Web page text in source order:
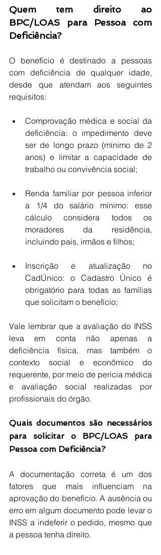
Quem tem direito ao
BPC/LOAS para Pessoa com
Deficiência?
O benefício é destinado a pessoas
com deficiência de qualquer idade,
desde que atendam aos seguintes
requisitos:
Comprovação médica e social da
deficiência: o impedimento deve
ser de longo prazo (mínimo de 2
anos) e limitar a capacidade de
trabalho ou convivência social;
Renda familiar por pessoa inferior
a 1/4 do salário mínimo: esse
cálculo considera todos os
moradores da residência,
incluindo pais, irmãos e filhos;
Inscrição e atualização no
CadÚnico: o Cadastro Único é
obrigatório para todas as famílias
que solicitam o benefício;
Vale lembrar que a avaliação do INSS
leva em conta não apenas a
deficiência física, mas também o
contexto social e econômico do
requerente, por meio de perícia médica
e avaliação social realizadas por
profissionais do órgão.
Quais documentos são necessários
para solicitar o BPC/LOAS para
Pessoa com Deficiência?
A documentação correta é um dos
fatores que mais influenciam na
aprovação do benefício. A ausência ou
erro em algum documento pode levar o
INSS a indeferir o pedido, mesmo que
a pessoa tenha direito.